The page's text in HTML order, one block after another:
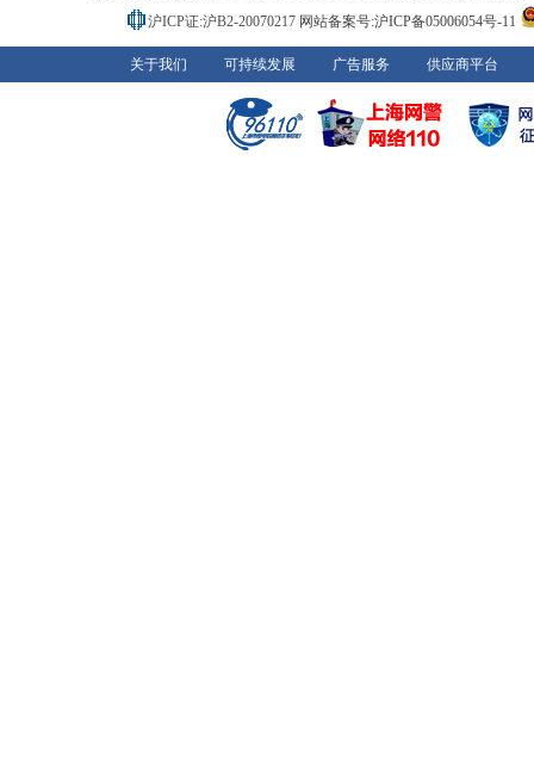
沪ICP证:沪B2-20070217 网站备案号:沪ICP备05006054号-11
关于我们 可持续发展 广告服务 供应商平台